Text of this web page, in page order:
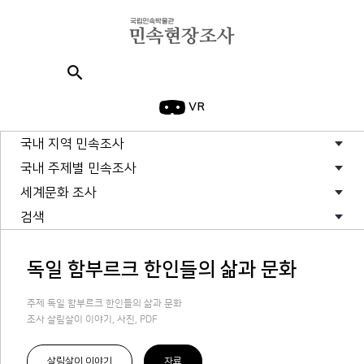
search
VR
국내 지역 민속조사
국내 주제별 민속조사
세계문화 조사
검색
독일 함부르크 한인들의 삶과 문화
주제 독일 함부르크 한인들의 삶과 문화
조사 살림살이 이야기, 사진, PDF
살림살이 이야기 자료